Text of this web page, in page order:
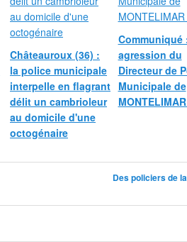
Châteauroux (36) :
la police municipale
interpelle en flagrant
délit un cambrioleur
au domicile d'une
octogénaire
Communiqué
agression du
Directeur de
Municipale de
Des policiers de